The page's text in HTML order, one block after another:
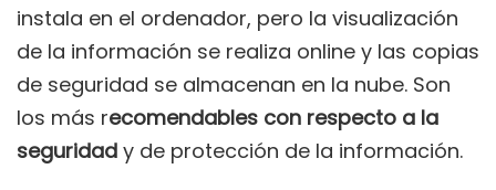
instala en el ordenador, pero la visualización
de la información se realiza online y las copias
de seguridad se almacenan en la nube. Son
los más recomendables con respecto a la
seguridad y de protección de la información.